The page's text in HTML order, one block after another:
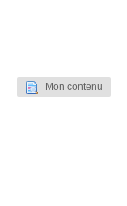
Mon contenu